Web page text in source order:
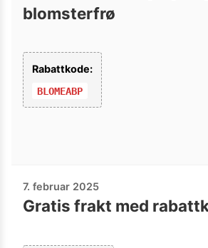
blomsterfrø
Rabattkode:
BLOMEABP
7. februar 2025
Gratis frakt med